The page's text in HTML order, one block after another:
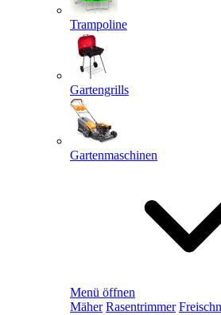
Trampoline
Gartengrills
Gartenmaschinen
Menü öffnen
Mäher Rasentrimmer